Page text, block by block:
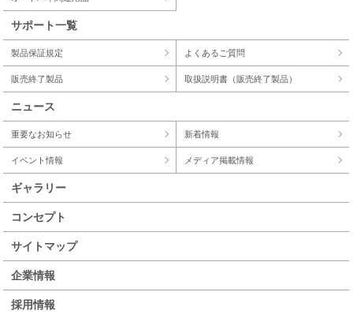
サポート一覧
製品保証規定 よくあるご質問
販売終了製品 取扱説明書（販売終了製品）
ニュース
重要なお知らせ 新着情報
イベント情報 メディア掲載情報
ギャラリー
コンセプト
サイトマップ
企業情報
採用情報